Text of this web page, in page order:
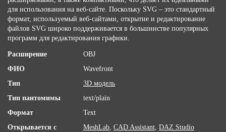
для использования на веб-сайте. Поскольку SVG – это стандартный
формат, используемый веб-сайтами, открытие и редактирование
файлов SVG широко поддерживается в большинстве популярных
программ для редактирования графики.
Расширение
OBJ
ФИО
Wavefront
Тип
3D модель
Тип пантомимы
text/plain
Формат
Text
Открывается с
MeshLab, CAD Assistant, DAZ Studio